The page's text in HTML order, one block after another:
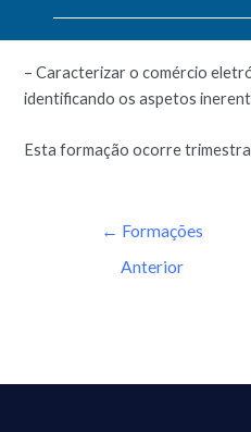
Objetivos:
– Caracterizar o comércio
identificando os aspetos
Esta formação ocorre
← Formações
Anterior